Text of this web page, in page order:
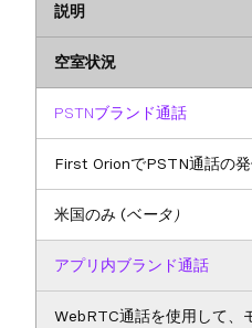
説明
空室状況
PSTNブランド通話
First OrionでPSTN通話の発
米国のみ (ベータ）
アプリ内ブランド通話
WebRTC通話を使用して、